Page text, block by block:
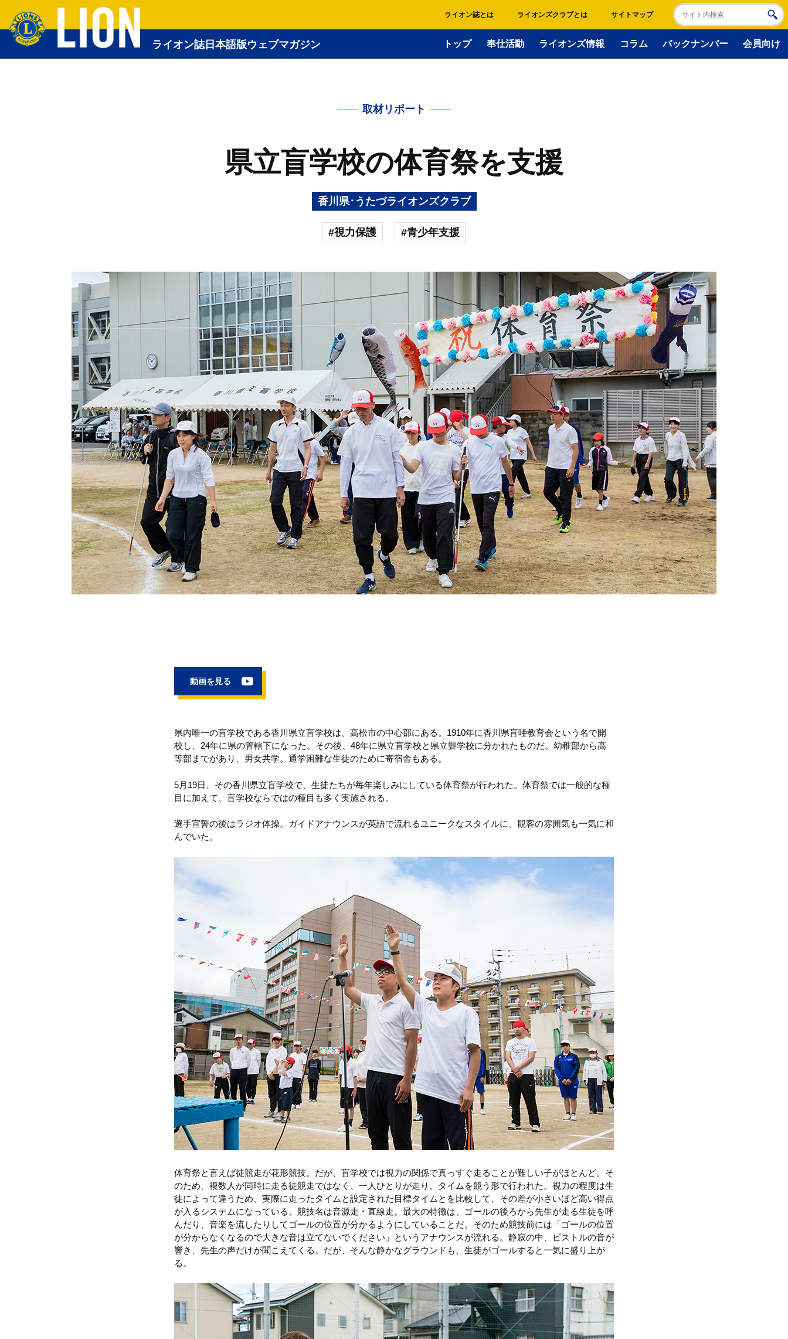
ライオン誌日本語版ウェブマガジン
ライオン誌とは ライオンズクラブとは サイトマップ
トップ 奉仕活動 ライオンズ情報 コラム バックナンバー 会員向け
取材リポート
県立盲学校の体育祭を支援
香川県･うたづライオンズクラブ
#視力保護 #青少年支援
動画を見る
県内唯一の盲学校である香川県立盲学校は、高松市の中心部にある。1910年に香川県盲唖教育会という名で開
校し、24年に県の管轄下になった。その後、48年に県立盲学校と県立聾学校に分かれたものだ。幼稚部から高
等部までがあり、男女共学。通学困難な生徒のために寄宿舎もある。
5月19日、その香川県立盲学校で、生徒たちが毎年楽しみにしている体育祭が行われた。体育祭では一般的な種
目に加えて、盲学校ならではの種目も多く実施される。
選手宣誓の後はラジオ体操。ガイドアナウンスが英語で流れるユニークなスタイルに、観客の雰囲気も一気に和
んでいた。
体育祭と言えば徒競走が花形競技。だが、盲学校では視力の関係で真っすぐ走ることが難しい子がほとんど。そ
のため、複数人が同時に走る徒競走ではなく、一人ひとりが走り、タイムを競う形で行われた。視力の程度は生
徒によって違うため、実際に走ったタイムと設定された目標タイムとを比較して、その差が小さいほど高い得点
が入るシステムになっている。競技名は音源走・直線走。最大の特徴は、ゴールの後ろから先生が走る生徒を呼
んだり、音楽を流したりしてゴールの位置が分かるようにしていることだ。そのため競技前には「ゴールの位置
が分からなくなるので大きな音は立てないでください」というアナウンスが流れる。静寂の中、ピストルの音が
響き、先生の声だけが聞こえてくる。だが、そんな静かなグラウンドも、生徒がゴールすると一気に盛り上が
る。